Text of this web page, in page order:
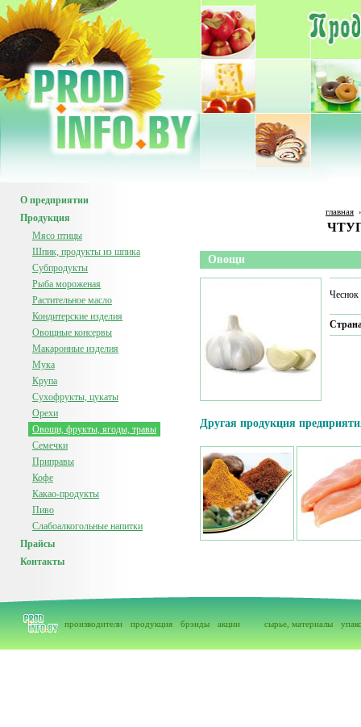
О предприятии
Продукция
Мясо птицы
Шпик, продукты из шпика
Субпродукты
Рыба мороженая
Растительное масло
Кондитерские изделия
Овощные консервы
Макаронные изделия
Мука
Крупа
Сухофрукты, цукаты
Орехи
Овощи, фрукты, ягоды, травы
Семечки
Приправы
Кофе
Какао-продукты
Пиво
Слабоалкогольные напитки
Прайсы
Контакты
главная
Овощи
Чеснок
Другая продукция
производители продукция брэнды акции сырье, материалы